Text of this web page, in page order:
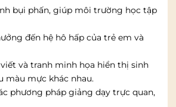
bụi phấn, giúp môi trường học tập
đến hệ hô hấp của trẻ em và
và tranh minh họa hiển thị sinh
màu mực khác nhau.
phương pháp giảng dạy trực quan,